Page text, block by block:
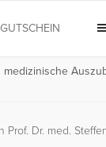
medizinische
Prof. Dr. med.